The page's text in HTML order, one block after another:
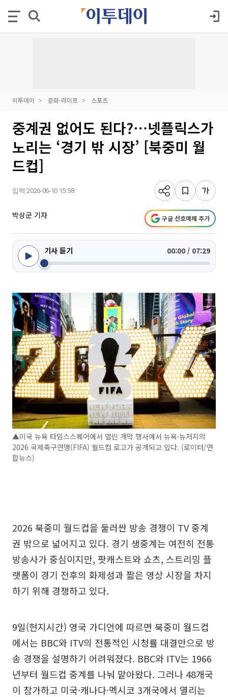
이투데이 문화·라이프 스포츠
중계권 없어도 된다?⋯넷플릭스가
노리는 ‘경기 밖 시장’ [북중미 월
드컵]
입력 2026-06-10 15:58
박상군 기자 구글 선호매체 추가
기사 듣기 00:00 / 07:29
▲미국 뉴욕 타임스스퀘어에서 열린 개막 행사에서 뉴욕·뉴저지의
2026 국제축구연맹(FIFA) 월드컵 로고가 공개되고 있다. (로이터/연
합뉴스)
2026 북중미 월드컵을 둘러싼 방송 경쟁이 TV 중계
권 밖으로 넓어지고 있다. 경기 생중계는 여전히 전통
방송사가 중심이지만, 팟캐스트와 쇼츠, 스트리밍 플
랫폼이 경기 전후의 화제성과 짧은 영상 시장을 차지
하기 위해 경쟁하고 있다.
9일(현지시간) 영국 가디언에 따르면 북중미 월드컵
에서는 BBC와 ITV의 전통적인 시청률 대결만으로 방
송 경쟁을 설명하기 어려워졌다. BBC와 ITV는 1966
년부터 월드컵 중계를 나눠 맡아왔다. 그러나 48개국
이 참가하고 미국·캐나다·멕시코 3개국에서 열리는